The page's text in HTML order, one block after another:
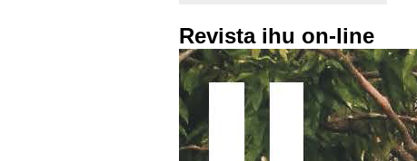
Revista ihu on-line